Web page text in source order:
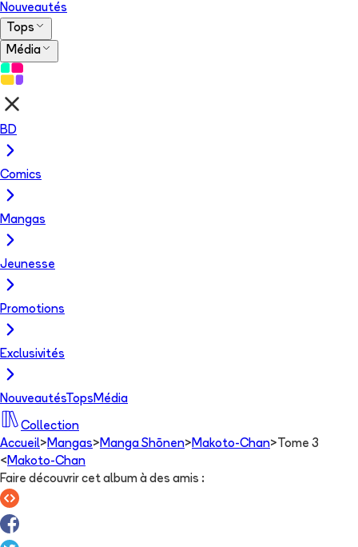
Nouveautés
Tops
Média
BD
Comics
Mangas
Jeunesse
Promotions
Exclusivités
NouveautésTops Média
Collection
Accueil> Mangas> Manga Shōnen> Makoto-Chan> Tome 3
< Makoto-Chan
Faire découvrir cet album à des amis :